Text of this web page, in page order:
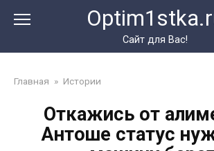
Сайт для Вас!
Главная » Истории
Откажись от
Антоше статус